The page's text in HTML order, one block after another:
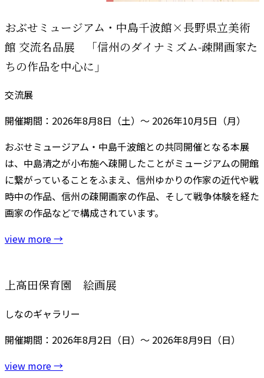
おぶせミュージアム・中島千波館×長野県立美術
館 交流名品展 「信州のダイナミズム-疎開画家た
ちの作品を中心に」
交流展
開催期間：2026年8月8日（土）～ 2026年10月5日（月）
おぶせミュージアム・中島千波館との共同開催となる本展
は、中島清之が小布施へ疎開したことがミュージアムの開館
に繋がっていることをふまえ、信州ゆかりの作家の近代や戦
時中の作品、信州の疎開画家の作品、そして戦争体験を経た
画家の作品などで構成されています。
view more→
上高田保育園 絵画展
しなのギャラリー
開催期間：2026年8月2日（日）～ 2026年8月9日（日）
view more→